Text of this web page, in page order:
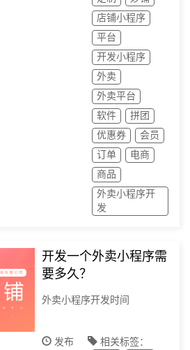
店铺小程序
平台
开发小程序
外卖
外卖平台
软件
拼团
优惠券
会员
订单
电商
商品
外卖小程序开
发
开发一个外卖小程序需
要多久？
外卖小程序开发时间
发布
相关标签：